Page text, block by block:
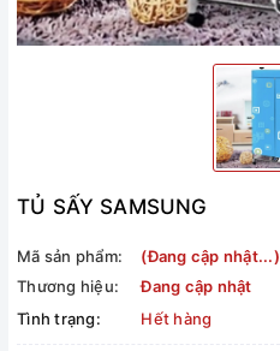
TỦ SẤY SAMSUNG
Mã sản phẩm:
(Đang cập nhật...)
Thương hiệu:
Đang cập nhật
Tình trạng:
Hết hàng